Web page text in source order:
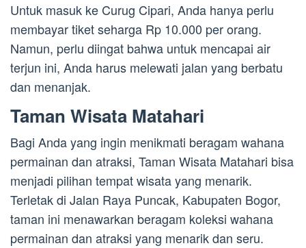
Untuk masuk ke Curug Cipari, Anda hanya perlu
membayar tiket seharga Rp 10.000 per orang.
Namun, perlu diingat bahwa untuk mencapai air
terjun ini, Anda harus melewati jalan yang berbatu
dan menanjak.
Taman Wisata Matahari
Bagi Anda yang ingin menikmati beragam wahana
permainan dan atraksi, Taman Wisata Matahari bisa
menjadi pilihan tempat wisata yang menarik.
Terletak di Jalan Raya Puncak, Kabupaten Bogor,
taman ini menawarkan beragam koleksi wahana
permainan dan atraksi yang menarik dan seru.